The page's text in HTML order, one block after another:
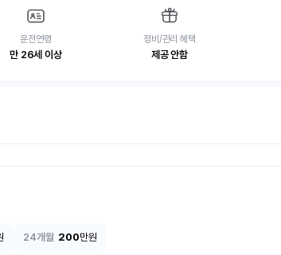
운전연령
만 26세 이상
정비/관리 혜택
제공 안함
24개월 200만원